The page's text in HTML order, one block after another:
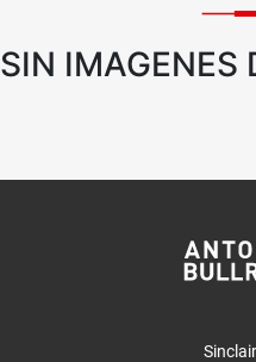
SIN IMAGENES